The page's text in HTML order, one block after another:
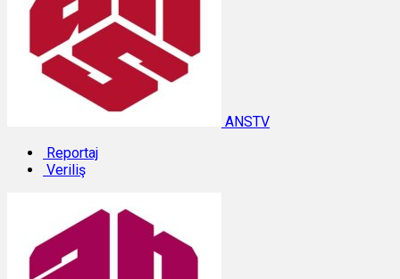
ANSTV
Reportaj
Veriliş